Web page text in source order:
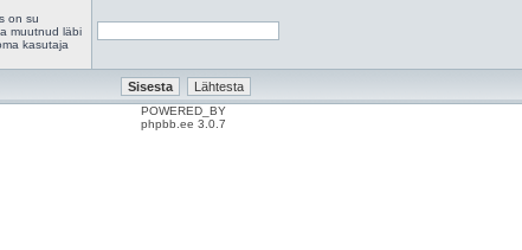
on su
muutnud läbi
kasutaja
POWERED_BY
phpbb.ee 3.0.7